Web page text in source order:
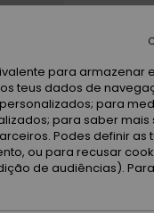
para armazenar
teus dados de
para
para saber mais
Podes definir as
ou para recusar
de audiências).